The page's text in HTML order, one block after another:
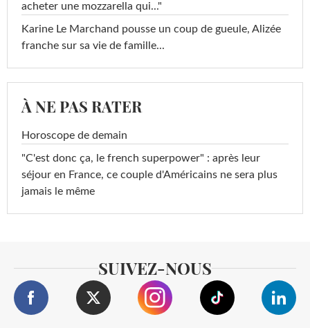
acheter une mozzarella qui..."
Karine Le Marchand pousse un coup de gueule, Alizée
franche sur sa vie de famille...
À NE PAS RATER
Horoscope de demain
"C'est donc ça, le french superpower" : après leur
séjour en France, ce couple d'Américains ne sera plus
jamais le même
SUIVEZ-NOUS